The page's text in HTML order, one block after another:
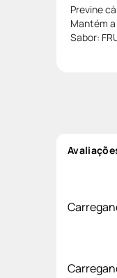
Previne
Mantém
Sabor: